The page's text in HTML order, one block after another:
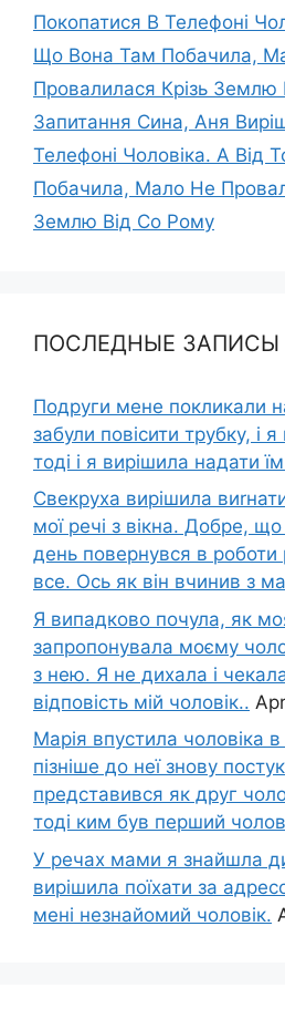
Покопатися В Телефоні
Що Вона Там Побачила,
Провалилася Крізь Землю
Запитання Сина, Аня
Телефоні Чоловіка. А Від
Побачила, Мало Не
Землю Від Со Рому
ПОСЛЕДНЫЕ ЗАПИСЫ
Подруги мене покликали
забули повісити трубку, і
тоді і я вирішила надати
Свекруха вирішила
мої речі з вікна. Добре,
день повернувся в роботи
все. Ось як він вчинив з
Я випадково почула, як
запропонувала моєму
з нею. Я не дихала і
відповість мій чоловік..
Марія впустила чоловіка
пізніше до неї знову
представився як друг
тоді ким був перший
У речах мами я знайшла
вирішила поїхати за
мені незнайомий чоловік.